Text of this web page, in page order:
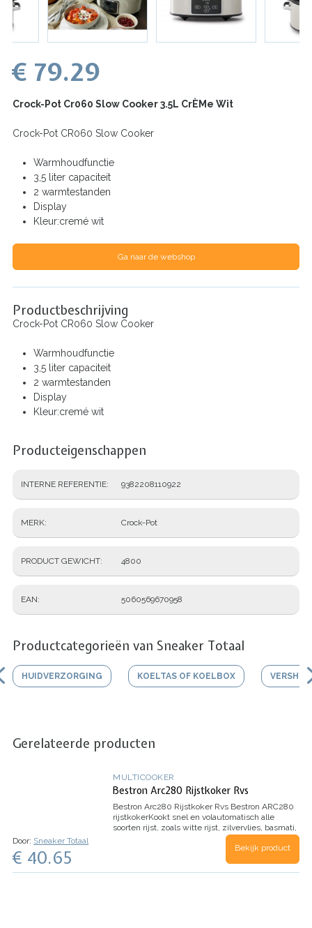
€ 79.29
Crock-Pot Cr060 Slow Cooker 3.5L CrÈMe Wit
Crock-Pot CR060 Slow Cooker
Warmhoudfunctie
3,5 liter capaciteit
2 warmtestanden
Display
Kleur:cremé wit
Ga naar de webshop
Productbeschrijving
Crock-Pot CR060 Slow Cooker
Warmhoudfunctie
3,5 liter capaciteit
2 warmtestanden
Display
Kleur:cremé wit
Producteigenschappen
INTERNE REFERENTIE 9382208110922
MERK Crock-Pot
PRODUCT GEWICHT 4800
EAN 5060569670958
Productcategorieën van Sneaker Totaal
HUIDVERZORGING KOELTAS OF KOELBOX
Gerelateerde producten
MULTICOOKER
Bestron Arc280 Rijstkoker Rvs
Bestron Arc280 Rijstkoker Rvs Bestron ARC280
rijstkokerKookt snel en volautomatisch alle
soorten rijst, zoals witte rijst, zilvervlies, basmati,
Houdt de rijst enkele
Door: Sneaker Totaal
€ 40.65 Bekijk product